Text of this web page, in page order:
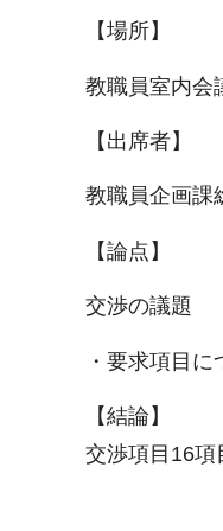
【場所】
教職員室内会
【出席者】
教職員企画課
【論点】
交渉の議題
・要求項目
【結論】
交渉項目16項